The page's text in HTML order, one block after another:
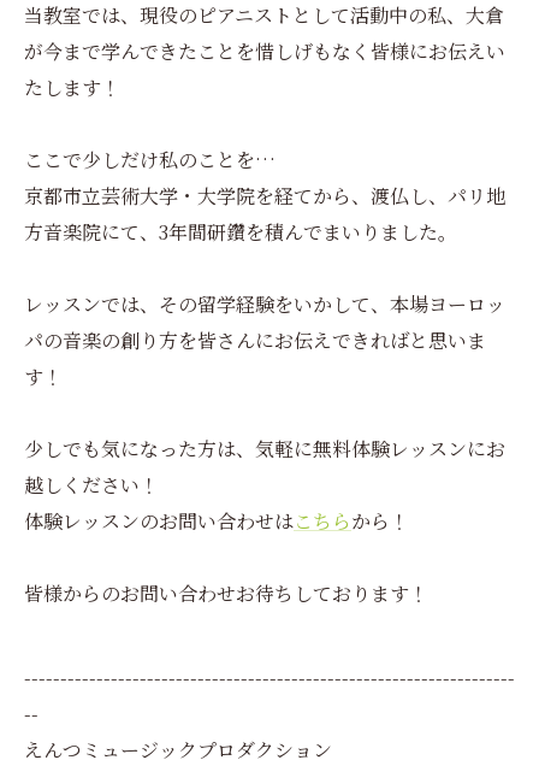
当教室では、現役のピアニストとして活動中の私、大倉
が今まで学んできたことを惜しげもなく皆様にお伝えい
たします！
ここで少しだけ私のことを…
京都市立芸術大学・大学院を経てから、渡仏し、パリ地
方音楽院にて、3年間研鑽を積んでまいりました。
レッスンでは、その留学経験をいかして、本場ヨーロッ
パの音楽の創り方を皆さんにお伝えできればと思いま
す！
少しでも気になった方は、気軽に無料体験レッスンにお
越しください！
体験レッスンのお問い合わせはこちらから！
皆様からのお問い合わせお待ちしております！
--------------------------------------------------------------------
--
えんつミュージックプロダクション